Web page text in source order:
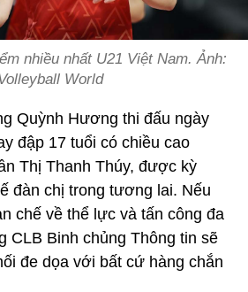
nhiều nhất U21 Việt Nam. Ảnh:
World
Quỳnh Hương thi đấu ngày
đập 17 tuổi có chiều cao
Thị Thanh Thúy, được kỳ
đàn chị trong tương lai. Nếu
chế về thể lực và tấn công đa
CLB Binh chủng Thông tin sẽ
đe dọa với bất cứ hàng chắn